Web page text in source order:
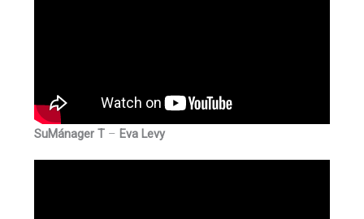
SuMánager T – Eva Levy